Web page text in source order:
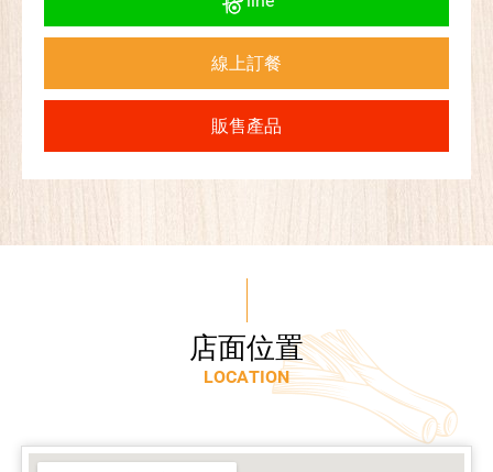
線上訂餐
販售產品
店面位置
LOCATION